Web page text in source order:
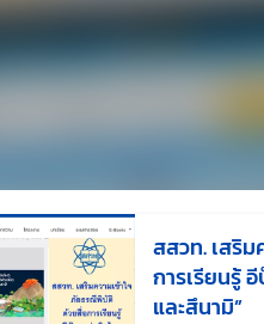
สสวท. เสริ
การเรียนรู้
และสึนามิ”